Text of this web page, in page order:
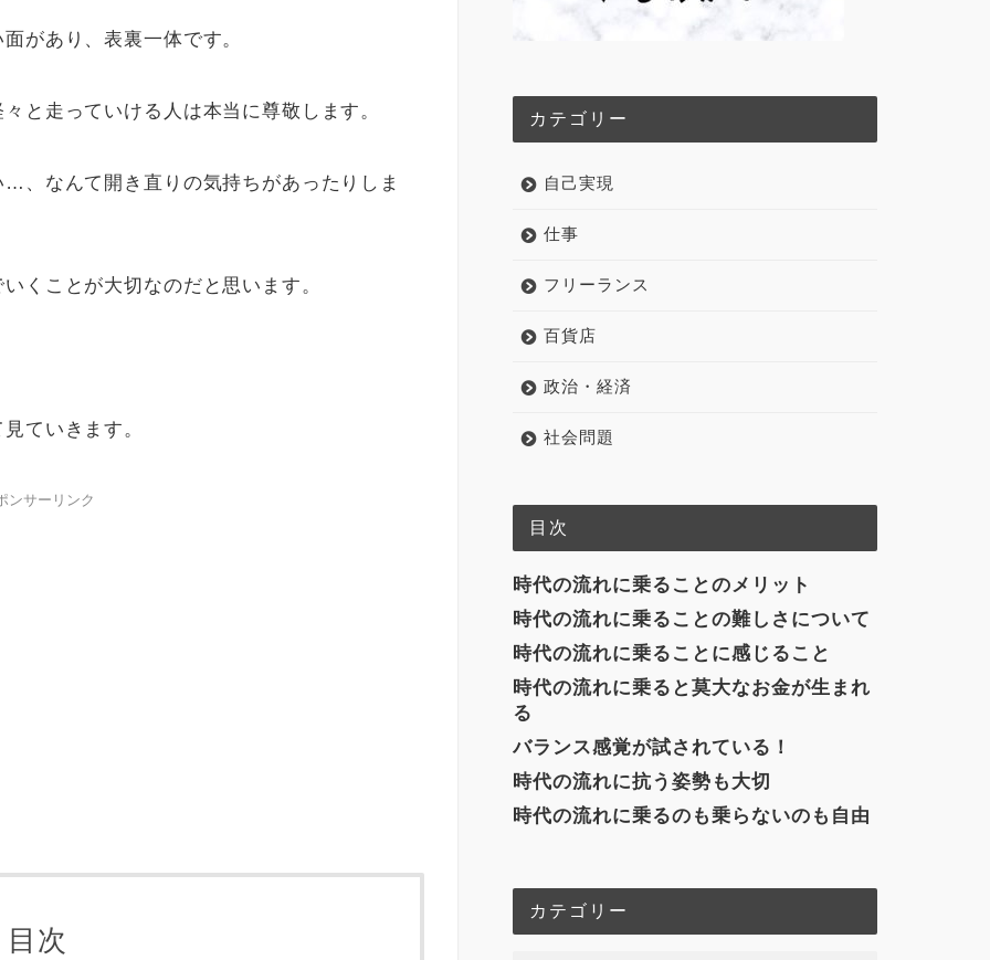
があり、表裏一体です。
と走っていける人は本当に尊敬します。
、なんて開き直りの気持ちがあったりしま
くことが大切なのだと思います。
ていきます。
ンサーリンク
目次
カテゴリー
自己実現
仕事
フリーランス
百貨店
政治・経済
社会問題
目次
時代の流れに乗ることのメリット
時代の流れに乗ることの難しさについて
時代の流れに乗ることに感じること
時代の流れに乗ると莫大なお金が生まれ
る
バランス感覚が試されている！
時代の流れに抗う姿勢も大切
時代の流れに乗るのも乗らないのも自由
カテゴリー